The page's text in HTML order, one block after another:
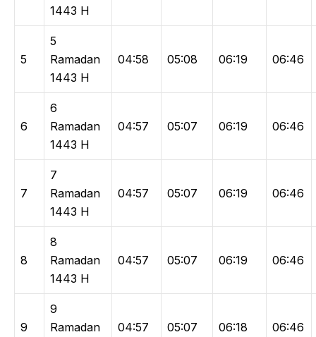
1443 H
5
5
Ramadan
1443 H
04:58 05:08 06:19 06:46
6
6
Ramadan
1443 H
04:57 05:07 06:19 06:46
7
7
Ramadan
1443 H
04:57 05:07 06:19 06:46
8
8
Ramadan
1443 H
04:57 05:07 06:19 06:46
9
9
Ramadan
04:57 05:07 06:18 06:46